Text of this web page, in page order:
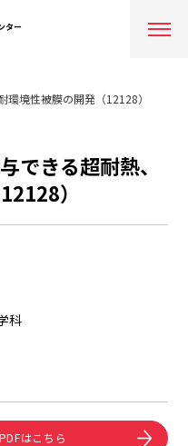
ター
境性被膜の開発（12128）
できる超耐熱、
）
科
PDFはこちら